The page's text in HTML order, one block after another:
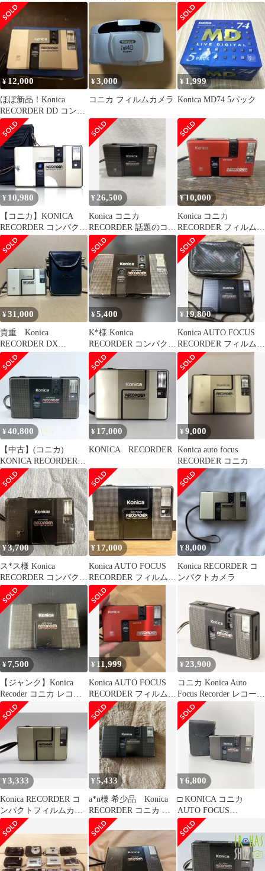
Recorder レッド
Hexanon 24mm F4
メラ 本体
¥ 12,000
ほぼ新品！Konica
RECORDER DD コンパ
クトフィルムカメラ
¥3,000
コニカ フィルムカメラ
¥ 1,999
Konica MD74 5パック
¥ 10,980
【コニカ】KONICA
RECORDER コンパクト
フィルムカメラ #T726B
¥ 26,500
Konica コニカ
RECORDER 話題のコン
パクトハーフサイズカ
メラです
¥10,000
Konica コニカ
RECORDER フィルムカ
メラ 本体
¥31,000
貴重 Konica
RECORDER DX
AUTODATE 動作完動
品 美品
¥5,400
K*様 Konica
RECORDER コンパクト
フィルムカメラ 本体
¥ 19,800
Konica AUTO FOCUS
RECORDER フィルムカ
メラ コニカ
¥40,800
【中古】(コニカ)
KONICA RECORDER
24/4
¥ 17,000
KONICA RECORDER
¥9,000
Konica auto focus
RECORDER コニカ
¥3,700
ス*ス様 Konica
RECORDER コンパクト
フィルムカメラ 本体
¥ 17,000
Konica AUTO FOCUS
RECORDER フィルムカ
メラ コニカ
¥8,000
Konica RECORDER コ
ンパクトカメラ
¥7,500
【ジャンク】Konica
Recoder コニカ レコー
ダー フィルムカメラ
¥ 11,999
Konica AUTO FOCUS
RECORDER フィルムカ
メラ ジャンク品
¥23,900
コニカ Konica Auto
Focus Recorder レコーダ
ー Hexanon 24mm f/4 ブ
ラック ハーフコンパク
トカメラ
¥3,333
Konica RECORDER コ
ンパクトフィルムカメ
ラ 35mm ジャンク品
¥5,433
a*n様 希少品 Konica
RECORDER コニカ レ
コーダー フィルムカ
¥6,800
□ KONICA コニカ
AUTO FOCUS
RECORDER フィルムカ
メラ